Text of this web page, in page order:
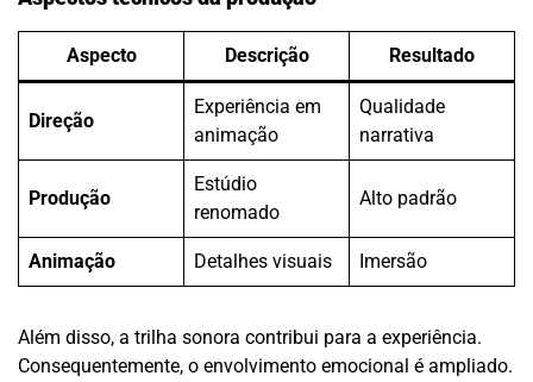
Aspecto Descrição Resultado
Direção
Experiência em
animação
Qualidade
narrativa
Produção
Estúdio
renomado
Alto padrão
Animação Detalhes visuais Imersão
Além disso, a trilha sonora contribui para a experiência.
Consequentemente, o envolvimento emocional é ampliado.